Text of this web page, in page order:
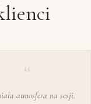
atmosfera na sesji.